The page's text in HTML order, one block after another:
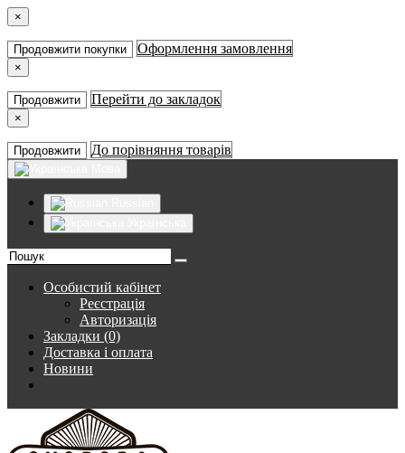
×
Продовжити покупки Оформлення замовлення
×
Продовжити Перейти до закладок
×
Продовжити До порівняння товарів
Особистий кабінет
Реєстрація
Авторизація
Закладки (0)
Доставка і оплата
Новини